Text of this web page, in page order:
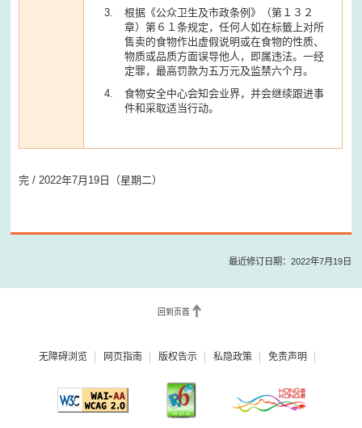
根据《公众卫生及市政条例》（第１３２
章）第６１条规定，任何人如在标籤上对所
售卖的食物作出虚假说明或在食物的性质、
物质或品质方面误导他人，即属违法。一经
定罪，最高罚款为五万元及监禁六个月。
食物安全中心会知会业界，并会继续跟进事
件和采取适当行动。
完 / 2022年7月19日（星期二）
最近修订日期：2022年7月19日
回到页首
无障碍浏览 网页指南 版权告示 私隐政策 免责声明